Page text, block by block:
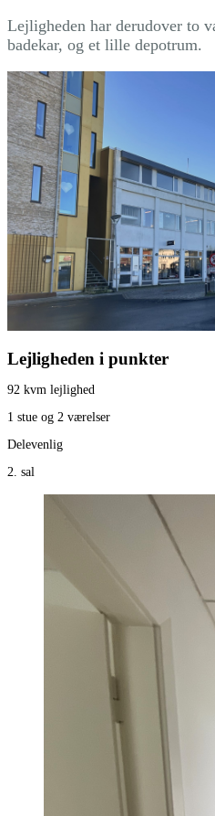
Lejligheden har derudover to
badekar, og et lille depotrum.
Lejligheden i punkter
92 kvm lejlighed
1 stue og 2 værelser
Delevenlig
2. sal